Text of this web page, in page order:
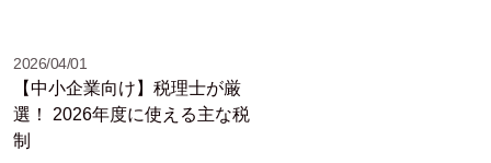
2026/04/01
【中小企業向け】税理士が厳
選！ 2026年度に使える主な税
制